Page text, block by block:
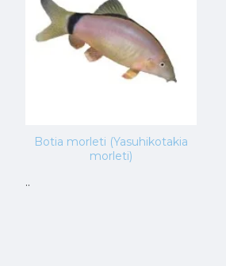
Botia morleti (Yasuhikotakia
morleti)
..